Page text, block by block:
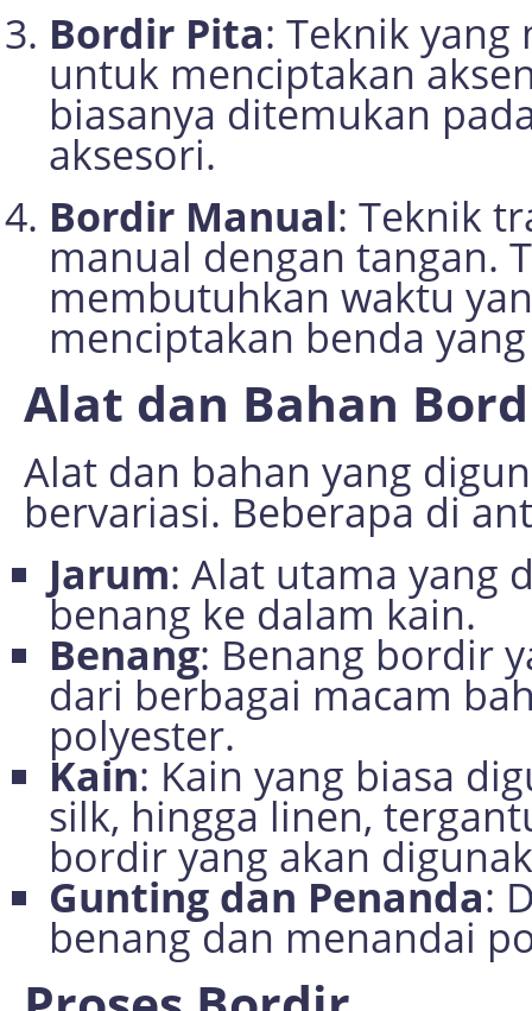
Bordir Pita: Teknik
untuk menciptakan
biasanya ditemukan
aksesori.
Bordir Manual: Teknik
manual dengan tangan.
membutuhkan waktu
menciptakan benda
Alat dan Bahan
Alat dan bahan yang
bervariasi. Beberapa di
Jarum: Alat utama yang
benang ke dalam kain.
Benang: Benang bordir
dari berbagai macam
polyester.
Kain: Kain yang biasa
silk, hingga linen,
bordir yang akan
Gunting dan Penanda:
benang dan menandai